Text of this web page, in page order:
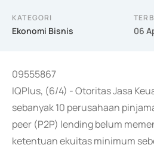
KATEGORI
Ekonomi Bisnis 06
09555867
IQPlus, (6/4) - Otoritas Jasa
sebanyak 10 perusahaan
peer (P2P) lending belum
ketentuan ekuitas minimum